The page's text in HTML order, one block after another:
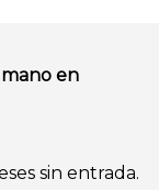
en
sin entrada.